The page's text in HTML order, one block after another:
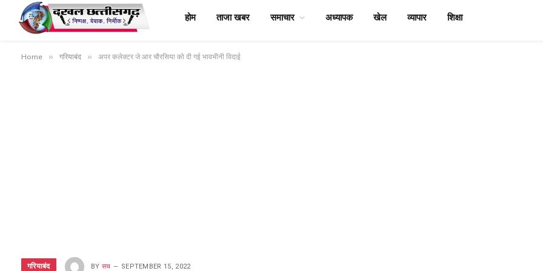
होम ताजा खबर समाचार अध्यापक खेल व्यापार शिक्षा
Home » गरियाबंद » अपर कलेक्टर जे आर चौरसिया को दी गई भावभीनी विदाई
गरियाबंद BY सच SEPTEMBER 15, 2022